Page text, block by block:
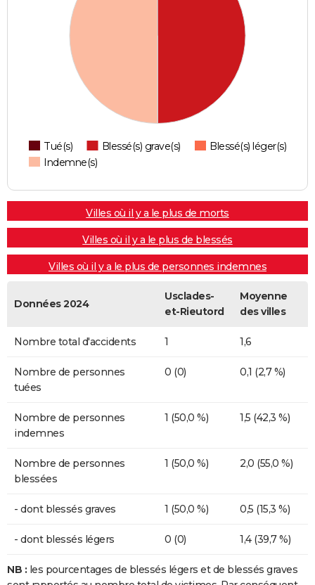
Tué(s) Blessé(s) grave(s)
Blessé(s) léger(s)
Indemne(s)
Villes où il y a le plus de morts
Villes où il y a le plus de blessés
Villes où il y a le plus de personnes indemnes
Données 2024
Usclades-
et-Rieutord
Moyenne
des villes
Nombre total d'accidents 1 1,6
Nombre de personnes
tuées
0 (0) 0,1 (2,7 %)
Nombre de personnes
indemnes
1 (50,0 %) 1,5 (42,3 %)
Nombre de personnes
blessées
1 (50,0 %) 2,0 (55,0 %)
- dont blessés graves 1 (50,0 %) 0,5 (15,3 %)
- dont blessés légers 0 (0) 1,4 (39,7 %)
NB : les pourcentages de blessés légers et de blessés graves